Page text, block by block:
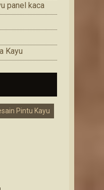
panel kaca
Kayu
Pintu Kayu